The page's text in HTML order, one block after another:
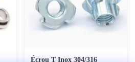
Écrou T Inox 304/316